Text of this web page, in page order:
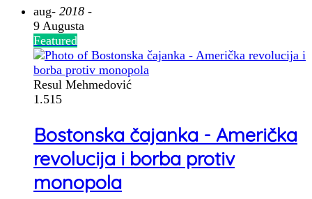
aug- 2018 -
9 Augusta
Featured
Resul Mehmedović
1.515
Bostonska čajanka - Američka
revolucija i borba protiv
monopola